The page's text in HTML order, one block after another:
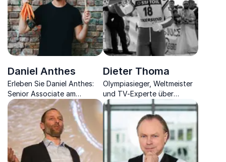
Daniel Anthes
Erleben Sie Daniel Anthes:
Senior Associate am
Zukunftsinstitut und
Gründer von der Knärzje
GmbH, der Unternehmen zu
nachhaltigem Erfolg führt.
Dieter Thoma
Olympiasieger, Weltmeister
und TV-Experte über
Motivation, mentale Stärke
und Teamgeist